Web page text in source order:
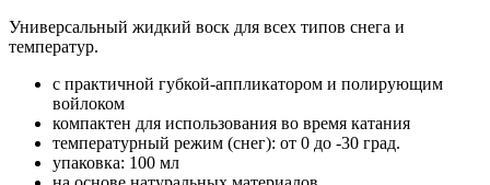
Универсальный жидкий воск для всех типов снега и
температур.
с практичной губкой-аппликатором и полирующим
войлоком
компактен для использования во время катания
температурный режим (снег): от 0 до -30 град.
упаковка: 100 мл